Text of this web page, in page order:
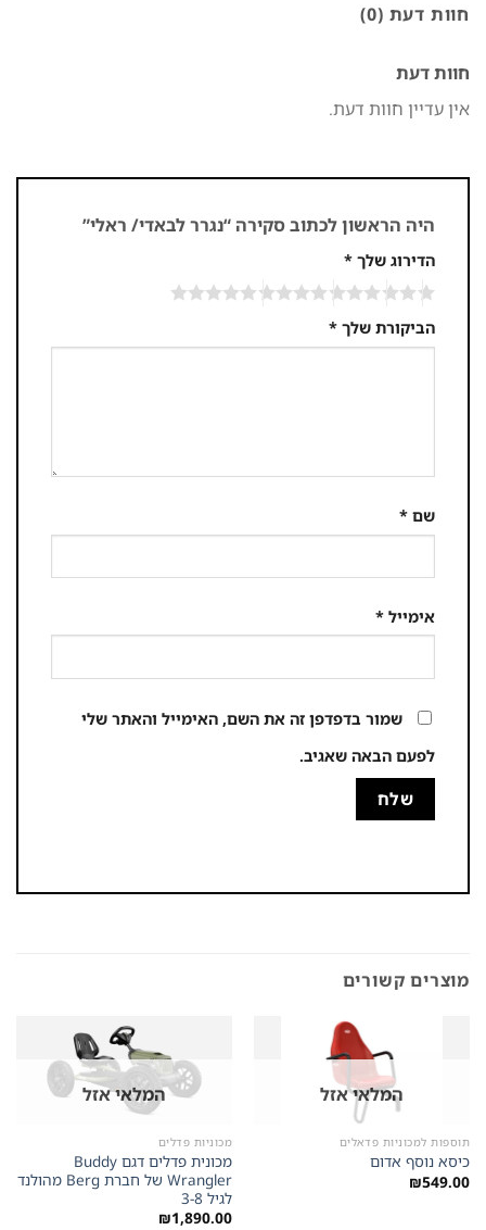
חוות דעת (0)
חוות דעת
אין עדיין חוות דעת.
היה הראשון לכתוב סקירה “נגרר לבאדי/ ראלי”
הדירוג שלך *
הביקורת שלך *
שם *
אימייל *
שמור בדפדפן זה את השם, האימייל והאתר שלי
לפעם הבאה שאגיב.
מוצרים קשורים
המלאי אזל
תוספות למכוניות פדאלים
כיסא נוסף אדום
₪549.00
המלאי אזל
מכוניות פדלים
מכונית פדלים דגם Buddy
Wrangler של חברת Berg מהולנד
לגיל 3-8
₪1,890.00